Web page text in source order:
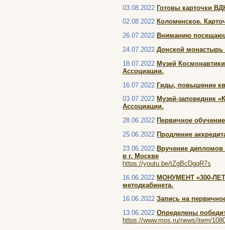
03.08.2022 Готовы карточки
02.08.2022 Коломенское.
26.07.2022 Вниманию
24.07.2022 Донской монастырь
18.07.2022 Музей
Ассоциации.
16.07.2022 Гиды, повышение
03.07.2022 Музей-заповедник
Ассоциации.
28.06.2022 Первичное
25.06.2022 Продление
23.06.2022 Вручение
в г. Москве
https://youtu.be/tZgBcDgqR7s
16.06.2022 МОНУМЕНТ «300-
методкабинета.
16.06.2022 Запись на
13.06.2022 Определены
https://www.mos.ru/news/item/